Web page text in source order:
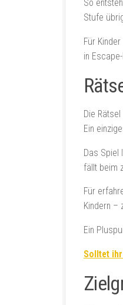
So
Stufe
Für
in
Die
Ein
Das Spiel
fällt beim
Für
Kindern –
Ein
Solltet